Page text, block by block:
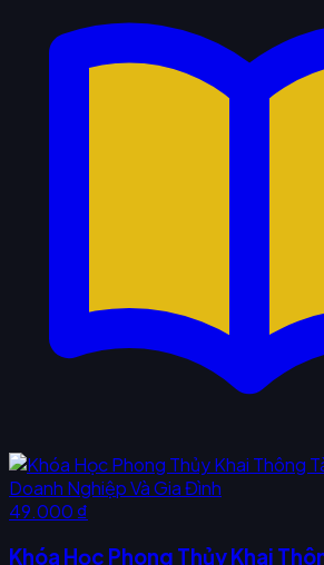
49.000 ₫
Khóa Học Phong Thủy Khai